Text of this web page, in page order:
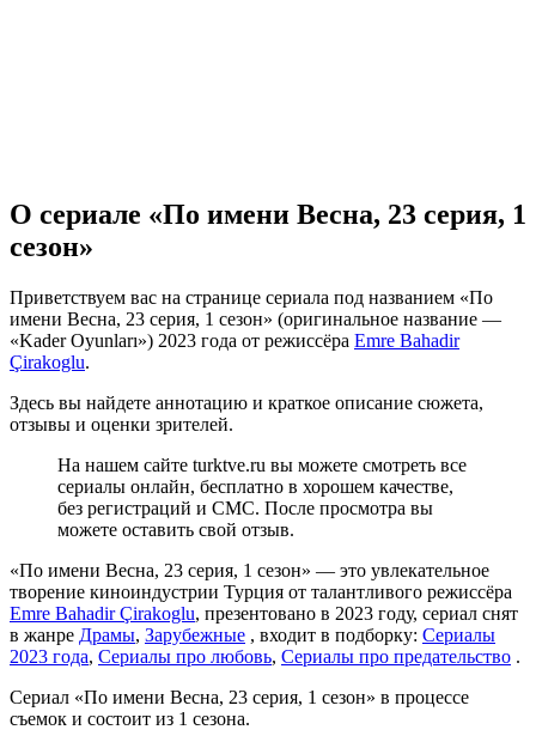
О сериале «По имени Весна, 23 серия, 1
сезон»
Приветствуем вас на странице сериала под названием «По
имени Весна, 23 серия, 1 сезон» (оригинальное название —
«Kader Oyunları») 2023 года от режиссёра Emre Bahadir
Çirakoglu.
Здесь вы найдете аннотацию и краткое описание сюжета,
отзывы и оценки зрителей.
На нашем сайте turktve.ru вы можете смотреть все
сериалы онлайн, бесплатно в хорошем качестве,
без регистраций и СМС. После просмотра вы
можете оставить свой отзыв.
«По имени Весна, 23 серия, 1 сезон» — это увлекательное
творение киноиндустрии Турция от талантливого режиссёра
Emre Bahadir Çirakoglu, презентовано в 2023 году, сериал снят
в жанре Драмы, Зарубежные , входит в подборку: Сериалы
2023 года, Сериалы про любовь, Сериалы про предательство .
Сериал «По имени Весна, 23 серия, 1 сезон» в процессе
съемок и состоит из 1 сезона.